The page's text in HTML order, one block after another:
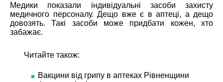
Медики показали індивідуальні засоби захисту
медичного персоналу. Дещо вже є в аптеці, а дещо
довозять. Такі засоби може придбати кожен, хто
забажає.
Читайте також:
Вакцини від грипу в аптеках Рівненщини